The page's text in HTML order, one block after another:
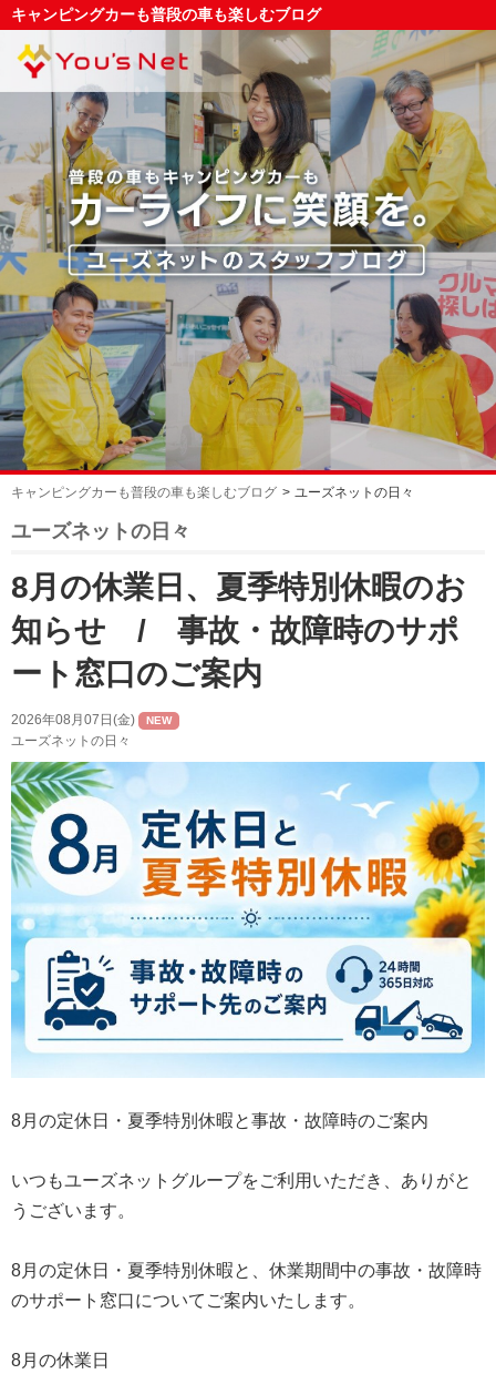
キャンピングカーも普段の車も楽しむブログ
キャンピングカーも普段の車も楽しむブログ ユーズネットの日々
ユーズネットの日々
8月の休業日、夏季特別休暇のお
知らせ / 事故・故障時のサポ
ート窓口のご案内
2026年08月07日(金) NEW
ユーズネットの日々
8月の定休日・夏季特別休暇と事故・故障時のご案内
いつもユーズネットグループをご利用いただき、ありがと
うございます。
8月の定休日・夏季特別休暇と、休業期間中の事故・故障時
のサポート窓口についてご案内いたします。
8月の休業日